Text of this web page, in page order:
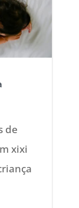
de
xixi